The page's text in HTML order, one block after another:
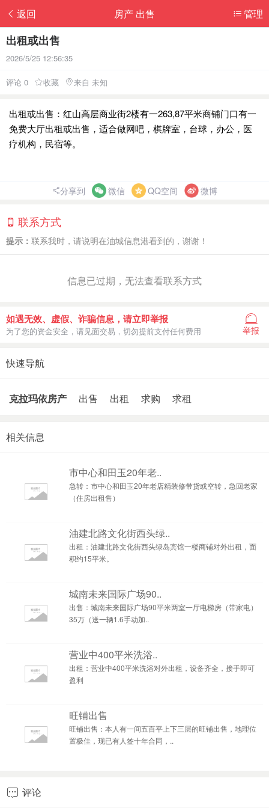
返回 管理
房产 出售
出租或出售
2026/5/25 12:56:35
评论 0 收藏 来自 未知
出租或出售：红山高层商业街2楼有一263,87平米商铺门口有一
免费大厅出租或出售，适合做网吧，棋牌室，台球，办公，医
疗机构，民宿等。
分享到 微信 QQ空间 微博
联系方式
提示： 联系我时，请说明在油城信息港看到的，谢谢！
信息已过期，无法查看联系方式
如遇无效、虚假、诈骗信息，请立即举报
为了您的资金安全，请见面交易，切勿提前支付任何费用 举报
快速导航
克拉玛依房产 出售 出租 求购 求租
相关信息
市中心和田玉20年老..
急转：市中心和田玉20年老店精装修带货或空转，急回老家
（住房出租售）
油建北路文化街西头绿..
出租：油建北路文化街西头绿岛宾馆一楼商铺对外出租，面
积约15平米。
城南未来国际广场90..
出售：城南未来国际广场90平米两室一厅电梯房（带家电）
35万（送一辆1.6手动加..
营业中400平米洗浴..
出租：营业中400平米洗浴对外出租，设备齐全，接手即可
盈利
旺铺出售
旺铺出售：本人有一间五百平上下三层的旺铺出售，地理位
置极佳，现已有人签十年合同，..
 评论